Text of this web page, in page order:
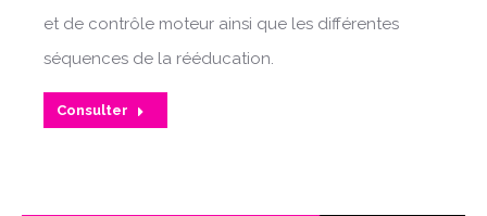
et de contrôle moteur ainsi que les différentes
séquences de la rééducation.
Consulter